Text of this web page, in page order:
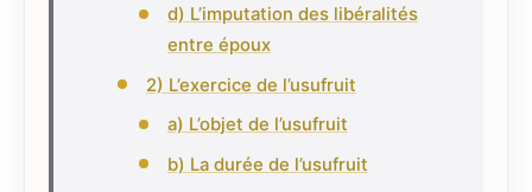
d) L’imputation des libéralités
entre époux
2) L’exercice de l’usufruit
a) L’objet de l’usufruit
b) La durée de l’usufruit